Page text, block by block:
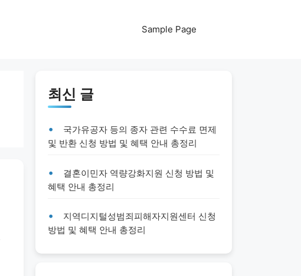
Sample Page
최신 글
국가유공자 등의 종자 관련 수수료 면제
및 반환 신청 방법 및 혜택 안내 총정리
결혼이민자 역량강화지원 신청 방법 및
혜택 안내 총정리
지역디지털성범죄피해자지원센터 신청
방법 및 혜택 안내 총정리